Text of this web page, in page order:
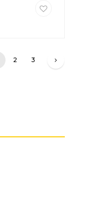
2 3